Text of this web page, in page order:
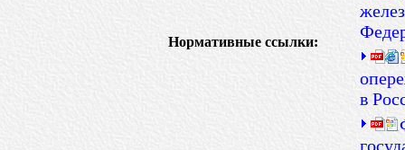
Нормативные ссылки:
в